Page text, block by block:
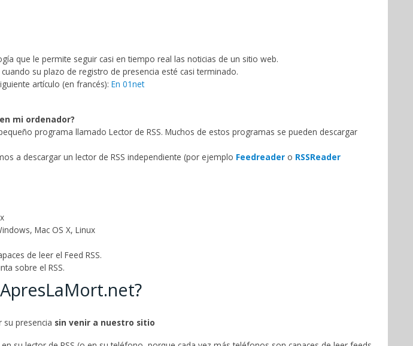
que le permite seguir casi en tiempo real las noticias de un sitio web.
su plazo de registro de presencia esté casi terminado.
artículo (en francés): En 01net
mi ordenador?
programa llamado Lector de RSS. Muchos de estos programas se pueden descargar
a descargar un lector de RSS independiente (por ejemplo Feedreader o RSSReader
Mac OS X, Linux
de leer el Feed RSS.
sobre el RSS.
su presencia sin venir a nuestro sitio